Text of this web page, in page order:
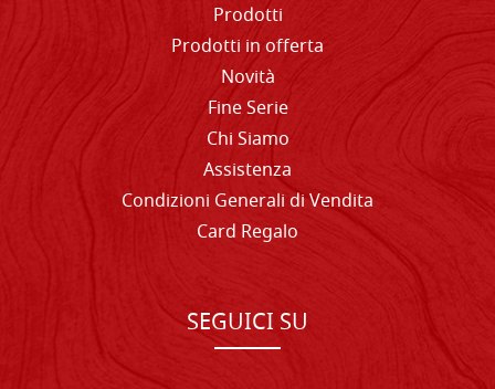
Prodotti
Prodotti in offerta
Novità
Fine Serie
Chi Siamo
Assistenza
Condizioni Generali di Vendita
Card Regalo
SEGUICI SU